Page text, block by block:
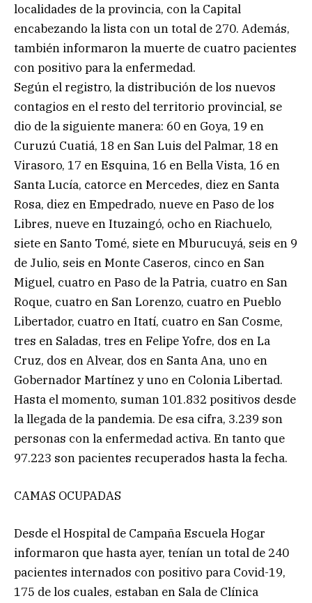
localidades de la provincia, con la Capital
encabezando la lista con un total de 270. Además,
también informaron la muerte de cuatro pacientes
con positivo para la enfermedad.
Según el registro, la distribución de los nuevos
contagios en el resto del territorio provincial, se
dio de la siguiente manera: 60 en Goya, 19 en
Curuzú Cuatiá, 18 en San Luis del Palmar, 18 en
Virasoro, 17 en Esquina, 16 en Bella Vista, 16 en
Santa Lucía, catorce en Mercedes, diez en Santa
Rosa, diez en Empedrado, nueve en Paso de los
Libres, nueve en Ituzaingó, ocho en Riachuelo,
siete en Santo Tomé, siete en Mburucuyá, seis en 9
de Julio, seis en Monte Caseros, cinco en San
Miguel, cuatro en Paso de la Patria, cuatro en San
Roque, cuatro en San Lorenzo, cuatro en Pueblo
Libertador, cuatro en Itatí, cuatro en San Cosme,
tres en Saladas, tres en Felipe Yofre, dos en La
Cruz, dos en Alvear, dos en Santa Ana, uno en
Gobernador Martínez y uno en Colonia Libertad.
Hasta el momento, suman 101.832 positivos desde
la llegada de la pandemia. De esa cifra, 3.239 son
personas con la enfermedad activa. En tanto que
97.223 son pacientes recuperados hasta la fecha.
CAMAS OCUPADAS
Desde el Hospital de Campaña Escuela Hogar
informaron que hasta ayer, tenían un total de 240
pacientes internados con positivo para Covid-19,
175 de los cuales, estaban en Sala de Clínica